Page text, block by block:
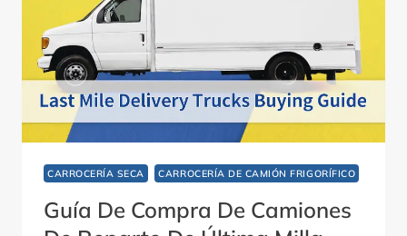
CARROCERÍA SECA CARROCERÍA DE CAMIÓN FRIGORÍFICO
Guía De Compra De Camiones